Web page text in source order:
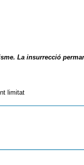
La insurrecció
limitat